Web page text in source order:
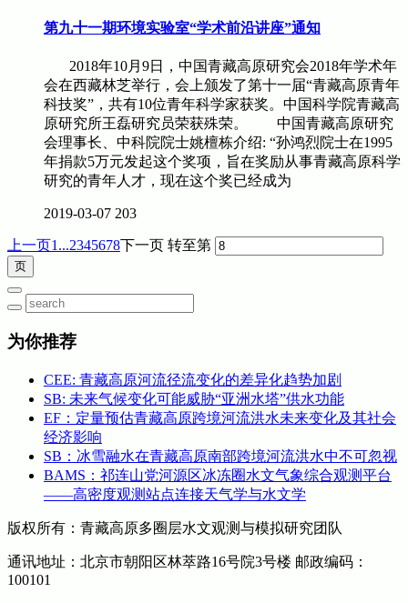
第九十一期环境实验室“学术前沿讲座”通知
2018年10月9日，中国青藏高原研究会2018年学术年
会在西藏林芝举行，会上颁发了第十一届“青藏高原青年
科技奖”，共有10位青年科学家获奖。中国科学院青藏高
原研究所王磊研究员荣获殊荣。 中国青藏高原研究
会理事长、中科院院士姚檀栋介绍: “孙鸿烈院士在1995
年捐款5万元发起这个奖项，旨在奖励从事青藏高原科学
研究的青年人才，现在这个奖已经成为
2019-03-07 203
上一页1...2345678下一页 转至第
为你推荐
CEE: 青藏高原河流径流变化的差异化趋势加剧
SB: 未来气候变化可能威胁“亚洲水塔”供水功能
EF：定量预估青藏高原跨境河流洪水未来变化及其社会
经济影响
SB：冰雪融水在青藏高原南部跨境河流洪水中不可忽视
BAMS：祁连山党河源区冰冻圈水文气象综合观测平台
——高密度观测站点连接天气学与水文学
版权所有：青藏高原多圈层水文观测与模拟研究团队
通讯地址：北京市朝阳区林萃路16号院3号楼 邮政编码：
100101